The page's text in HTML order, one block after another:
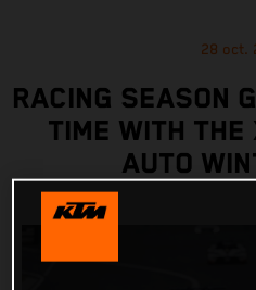
28 oct.
RACING SEASON
TIME WITH THE
AUTO